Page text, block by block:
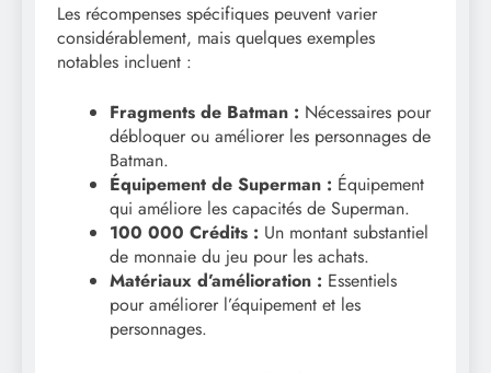
Les récompenses spécifiques peuvent varier
considérablement, mais quelques exemples
notables incluent :
Fragments de Batman : Nécessaires pour
débloquer ou améliorer les personnages de
Batman.
Équipement de Superman : Équipement
qui améliore les capacités de Superman.
100 000 Crédits : Un montant substantiel
de monnaie du jeu pour les achats.
Matériaux d’amélioration : Essentiels
pour améliorer l’équipement et les
personnages.